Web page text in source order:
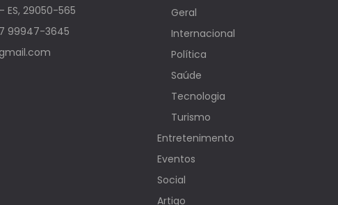
ES, 29050-565
99947-3645
Geral
Internacional
Política
Saúde
Tecnologia
Turismo
Entretenimento
Eventos
Social
Artigo